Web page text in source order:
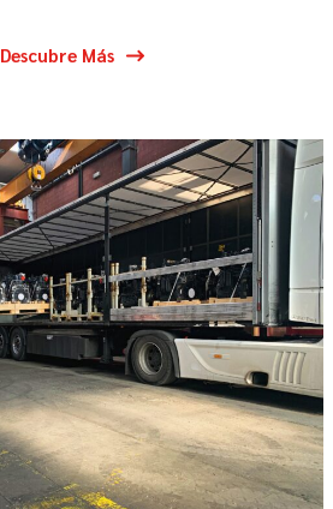
Descubre Más